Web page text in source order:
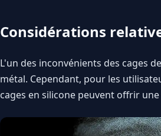
Considérations
L'un des inconvénients des cages
métal. Cependant, pour les
cages en silicone peuvent offrir